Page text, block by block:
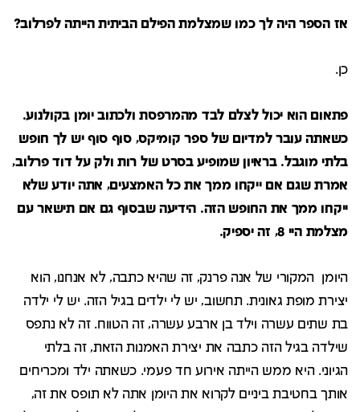
אז הספר היה לך כמו שמצלמת הפילם הביתית הייתה לפרלוב?
כן.
פתאום הוא יכול לצלם לבד מהמרפסת ולכתוב יומן בקולנוע.
כשאתה עובר למדיום של ספר קומיקס, סוף סוף יש לך חופש
בלתי מוגבל. בראיון שמופיע בסרט של רות ולק על דוד פרלוב,
אמרת שגם אם ייקחו ממך את כל האמצעים, אתה יודע שלא
ייקחו ממך את החופש הזה. הידיעה שבסוף גם אם תישאר עם
מצלמת היי 8, זה יספיק.
היומן המקורי של אנה פרנק, זה שהיא כתבה, לא אנחנו, הוא
יצירת מופת גאונית. תחשוב, יש לי ילדים בגיל הזה. יש לי ילדה
בת שתים עשרה וילד בן ארבע עשרה, זה הטווח. זה לא נתפס
שילדה בגיל הזה כתבה את יצירת האמנות הזאת, זה בלתי
הגיוני. היא ממש הייתה אירוע חד פעמי. כשאתה ילד ומכריחים
אותך בחטיבת ביניים לקרוא את היומן אתה לא תופס את זה,